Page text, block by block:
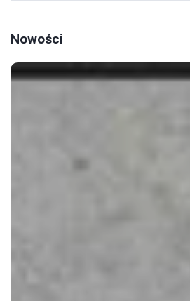
Nowości